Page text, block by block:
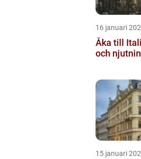
16 januari
Åka till Italien
och
15 januari